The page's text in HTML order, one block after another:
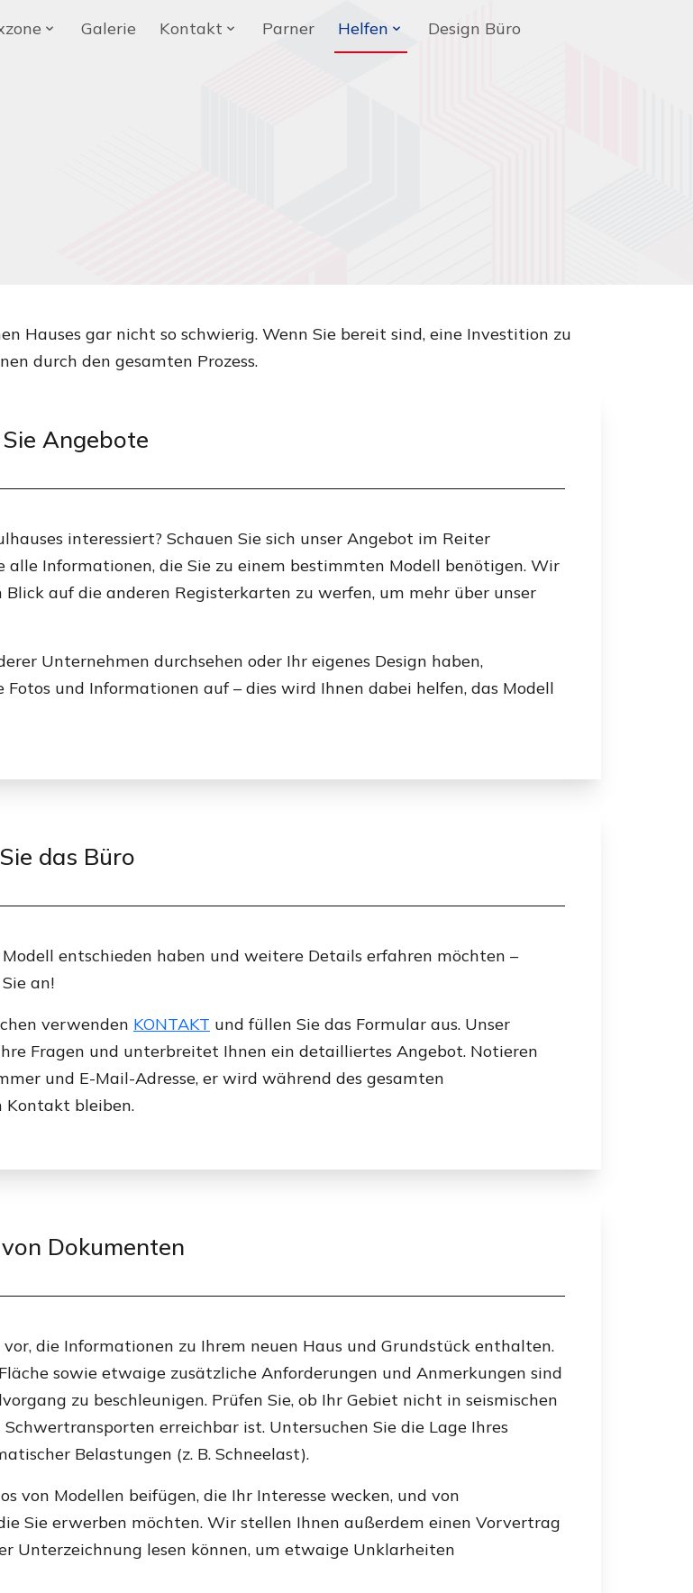
Galerie Kontakt Parner Helfen Design Büro
Hauses gar nicht so schwierig. Wenn Sie bereit sind, eine Investition zu
durch den gesamten Prozess.
Angebote
interessiert? Schauen Sie sich unser Angebot im Reiter
alle Informationen, die Sie zu einem bestimmten Modell benötigen. Wir
Blick auf die anderen Registerkarten zu werfen, um mehr über unser
Unternehmen durchsehen oder Ihr eigenes Design haben,
und Informationen auf – dies wird Ihnen dabei helfen, das Modell
das Büro
entschieden haben und weitere Details erfahren möchten –
an!
verwenden KONTAKT und füllen Sie das Formular aus. Unser
Fragen und unterbreitet Ihnen ein detailliertes Angebot. Notieren
und E-Mail-Adresse, er wird während des gesamten
Kontakt bleiben.
Dokumenten
die Informationen zu Ihrem neuen Haus und Grundstück enthalten.
sowie etwaige zusätzliche Anforderungen und Anmerkungen sind
zu beschleunigen. Prüfen Sie, ob Ihr Gebiet nicht in seismischen
erreichbar ist. Untersuchen Sie die Lage Ihres
Belastungen (z. B. Schneelast).
von Modellen beifügen, die Ihr Interesse wecken, und von
Sie erwerben möchten. Wir stellen Ihnen außerdem einen Vorvertrag
Unterzeichnung lesen können, um etwaige Unklarheiten